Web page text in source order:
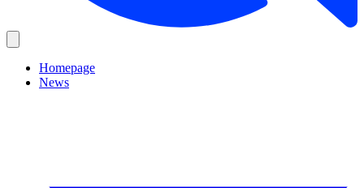
Homepage
News